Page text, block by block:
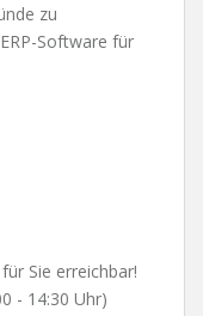
zu
Software für
Sie erreichbar!
- 14:30 Uhr)